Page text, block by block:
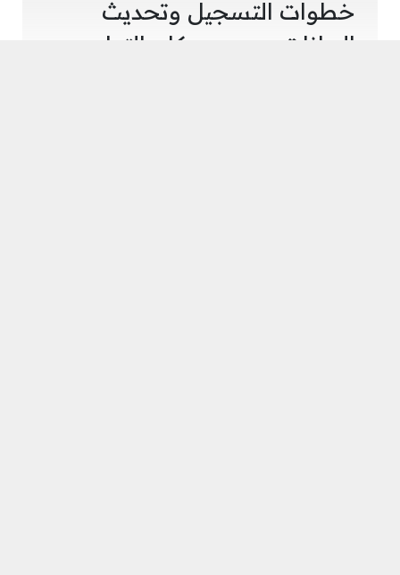
خطوات التسجيل وتحديث
البيانات بحسب مكان التواجد